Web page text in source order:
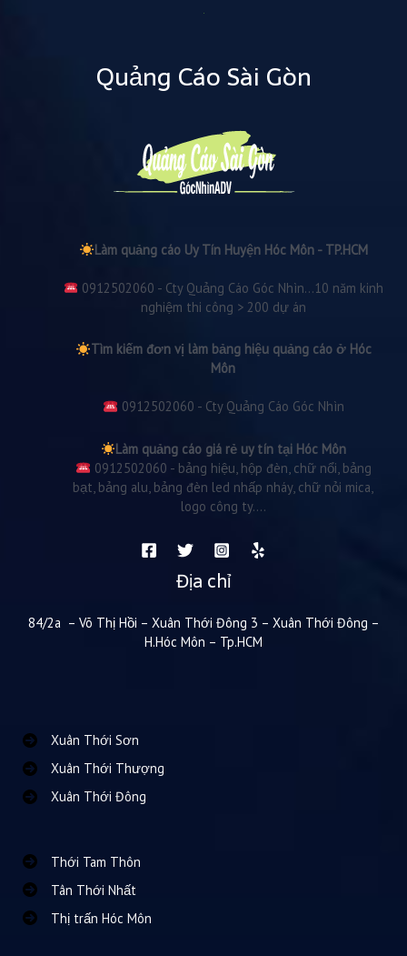
Quảng Cáo Sài Gòn
Làm quảng cáo Uy Tín Huyện Hóc Môn - TP.HCM
0912502060 - Cty Quảng Cáo Góc Nhìn...10 năm kinh
nghiệm thi công > 200 dự án
Tìm kiếm đơn vị làm bảng hiệu quảng cáo ở Hóc
Môn
0912502060 - Cty Quảng Cáo Góc Nhìn
Làm quảng cáo giá rẻ uy tín tại Hóc Môn
0912502060 - bảng hiệu, hộp đèn, chữ nổi, bảng
bạt, bảng alu, bảng đèn led nhấp nháy, chữ nỏi mica,
logo công ty....
Địa chỉ
84/2a – Võ Thị Hồi – Xuân Thới Đông 3 – Xuân Thới Đông –
H.Hóc Môn – Tp.HCM
Xuân Thới Sơn
Xuân Thới Thượng
Xuân Thới Đông
Thới Tam Thôn
Tân Thới Nhất
Thị trấn Hóc Môn